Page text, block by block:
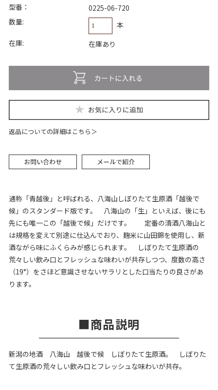
型番：
0225-06-720
数量:
本
在庫:
在庫あり
返品についての詳細はこちら
通称「青越後」と呼ばれる、八海山しぼりたて生原酒「越後で
候」のスタンダード版です。 八海山の「生」といえば、後にも
先にも唯一この「越後で候」だけです。 定番の清酒八海山と
は規格を変えて別途に仕込んでおり、麹米に山田錦を使用し、新
酒ながら味にふくらみが感じられます。 しぼりたて生原酒の
荒々しい飲み口とフレッシュな味わいが共存しつつ、度数の高さ
（19°）をさほど意識させないサラリとした口当たりの良さがあ
ります。
商品説明
新潟の地酒 八海山 越後で候 しぼりたて生原酒。 しぼりた
て生原酒の荒々しい飲み口とフレッシュな味わいが共存。